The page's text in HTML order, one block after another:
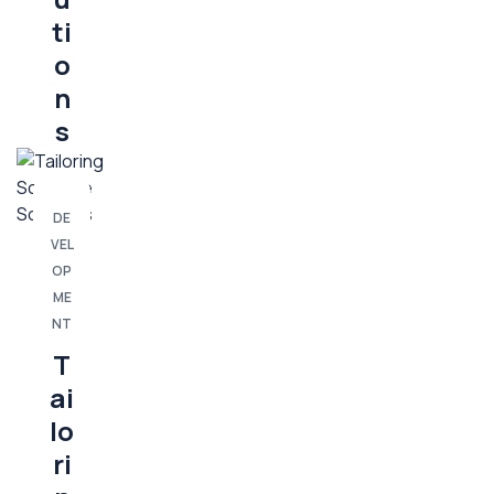
ti
o
n
s
DE
VEL
OP
ME
NT
T
ai
lo
ri